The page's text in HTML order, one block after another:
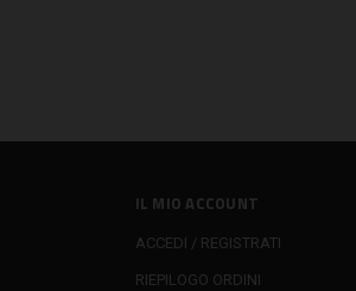
IL MIO ACCOUNT
ACCEDI / REGISTRATI
RIEPILOGO ORDINI